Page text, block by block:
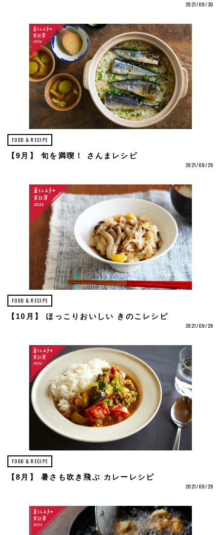
2021/09/30
FOOD & RECIPE
【9月】 旬を満喫！ さんまレシピ
2021/09/29
FOOD & RECIPE
【10月】 ほっこりおいしい きのこレシピ
2021/09/29
FOOD & RECIPE
【8月】 暑さも吹き飛ぶ カレーレシピ
2021/09/29